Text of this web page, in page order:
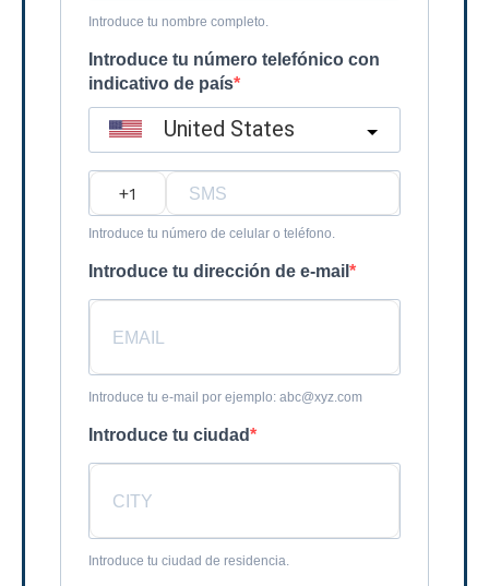
Introduce tu nombre completo.
Introduce tu número telefónico con
indicativo de país
United States
Introduce tu número de celular o teléfono.
Introduce tu dirección de e-mail
Introduce tu e-mail por ejemplo: abc@xyz.com
Introduce tu ciudad
Introduce tu ciudad de residencia.